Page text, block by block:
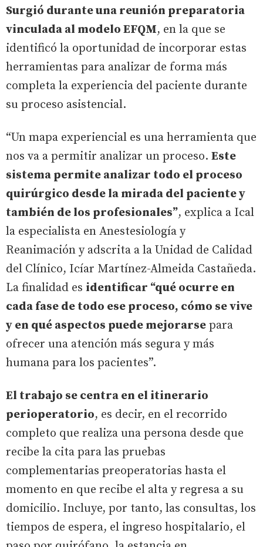
Surgió durante una reunión preparatoria
vinculada al modelo EFQM, en la que se
identificó la oportunidad de incorporar estas
herramientas para analizar de forma más
completa la experiencia del paciente durante
su proceso asistencial.
“Un mapa experiencial es una herramienta que
nos va a permitir analizar un proceso. Este
sistema permite analizar todo el proceso
quirúrgico desde la mirada del paciente y
también de los profesionales”, explica a Ical
la especialista en Anestesiología y
Reanimación y adscrita a la Unidad de Calidad
del Clínico, Icíar Martínez-Almeida Castañeda.
La finalidad es identificar “qué ocurre en
cada fase de todo ese proceso, cómo se vive
y en qué aspectos puede mejorarse para
ofrecer una atención más segura y más
humana para los pacientes”.
El trabajo se centra en el itinerario
perioperatorio, es decir, en el recorrido
completo que realiza una persona desde que
recibe la cita para las pruebas
complementarias preoperatorias hasta el
momento en que recibe el alta y regresa a su
domicilio. Incluye, por tanto, las consultas, los
tiempos de espera, el ingreso hospitalario, el